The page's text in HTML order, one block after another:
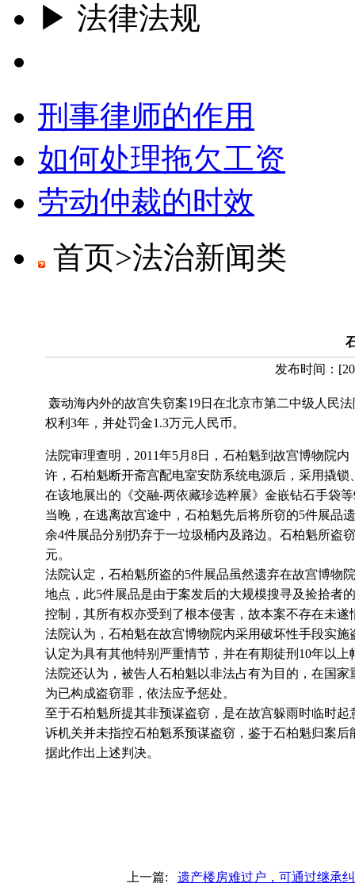
▶ 法律法规
刑事律师的作用
如何处理拖欠工资
劳动仲裁的时效
首页>法治新闻类
发布时间： [
轰动海内外的故宫失窃案19日在北京市第二中级人民
权利3年，并处罚金1.3万元人民币。
法院审理查明，2011年5月8日，石柏魁到故宫博物院
许，石柏魁断开斋宫配电室安防系统电源后，采用撬
在该地展出的《交融-两依藏珍选粹展》金嵌钻石手袋
当晚，在逃离故宫途中，石柏魁先后将所窃的5件展品
余4件展品分别扔弃于一垃圾桶内及路边。石柏魁所盗
元。
法院认定，石柏魁所盗的5件展品虽然遗弃在故宫博物
地点，此5件展品是由于案发后的大规模搜寻及捡拾者
控制，其所有权亦受到了根本侵害，故本案不存在未遂
法院认为，石柏魁在故宫博物院内采用破坏性手段实
认定为具有其他特别严重情节，并在有期徒刑10年以上
法院还认为，被告人石柏魁以非法占有为目的，在国
为已构成盗窃罪，依法应予惩处。
至于石柏魁所提其非预谋盗窃，是在故宫躲雨时临时
诉机关并未指控石柏魁系预谋盗窃，鉴于石柏魁归案
据此作出上述判决。
上一篇: 遗产楼房难过户，可通过继承